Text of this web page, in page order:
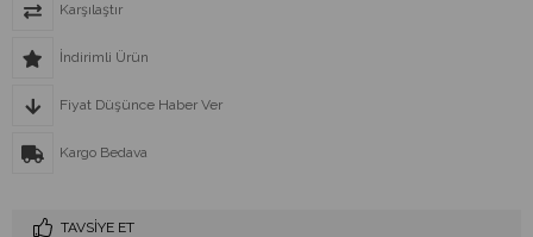
Karşılaştır
İndirimli Ürün
Fiyat Düşünce Haber Ver
Kargo Bedava
TAVSIYE ET